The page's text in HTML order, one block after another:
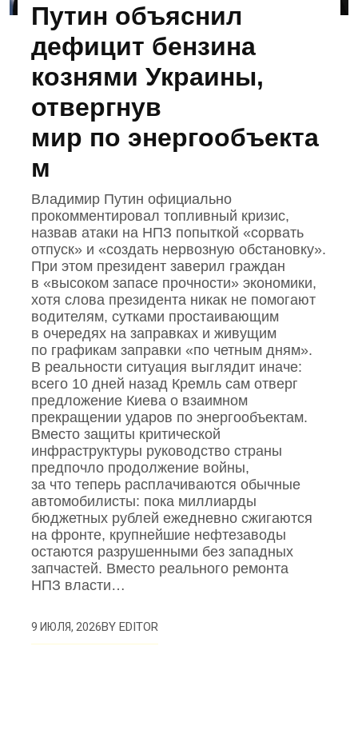
Путин объяснил
дефицит бензина
кознями Украины,
отвергнув
мир по энергообъекта
м
Владимир Путин официально
прокомментировал топливный кризис,
назвав атаки на НПЗ попыткой «сорвать
отпуск» и «создать нервозную обстановку».
При этом президент заверил граждан
в «высоком запасе прочности» экономики,
хотя слова президента никак не помогают
водителям, сутками простаивающим
в очередях на заправках и живущим
по графикам заправки «по четным дням».
В реальности ситуация выглядит иначе:
всего 10 дней назад Кремль сам отверг
предложение Киева о взаимном
прекращении ударов по энергообъектам.
Вместо защиты критической
инфраструктуры руководство страны
предпочло продолжение войны,
за что теперь расплачиваются обычные
автомобилисты: пока миллиарды
бюджетных рублей ежедневно сжигаются
на фронте, крупнейшие нефтезаводы
остаются разрушенными без западных
запчастей. Вместо реального ремонта
НПЗ власти…
9 ИЮЛЯ, 2026BYEDITOR